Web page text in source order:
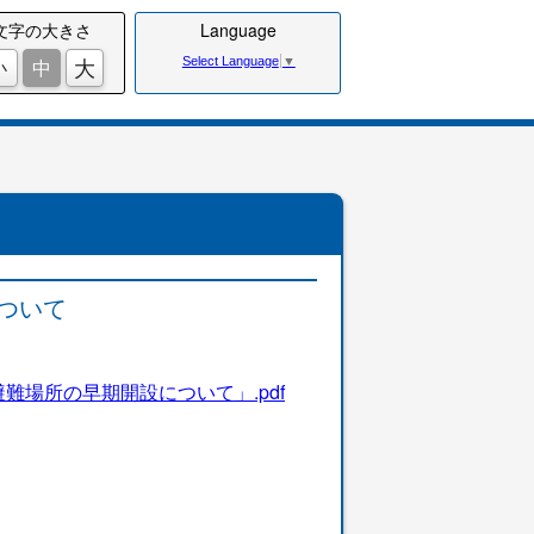
字の大きさ
中 大
Language
Select Language ▼
いて
場所の早期開設について」.pdf